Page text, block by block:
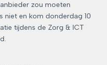
zou moeten
niet en kom donderdag 10
tijdens de Zorg & ICT